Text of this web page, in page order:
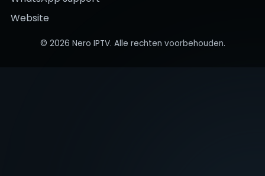
Website
© 2026 Nero IPTV. Alle rechten voorbehouden.